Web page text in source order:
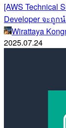
[AWS Technical
Developer จะถูก
Wirattaya
2025.07.24